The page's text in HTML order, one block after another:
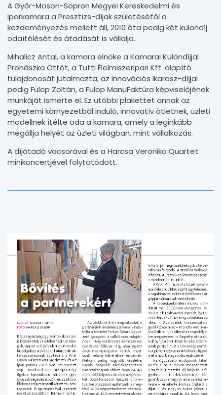
A Győr-Moson-Sopron Megyei Kereskedelmi és
Iparkamara a Presztízs-díjak születésétől a
kezdeményezés mellett áll, 2010 óta pedig két különdíj
odaítélését és átadását is vállalja.
Mihalicz Antal, a kamara elnöke a Kamarai Különdíjjal
Prohászka Ottót, a Tutti Élelmiszeripari Kft. alapító
tulajdonosát jutalmazta, az Innovációs Ikarosz-díjjal
pedig Fülöp Zoltán, a Fülöp ManuFaktúra képviselőjének
munkáját ismerte el. Ez utóbbi plakettet annak az
egyetemi környezetből induló, innovatív ötletnek, üzleti
modellnek ítélte oda a kamara, amely a leginkább
megállja helyét az üzleti világban, mint vállalkozás.
A díjátadó vacsorával és a Harcsa Veronika Quartet
minikoncertjével folytatódott.